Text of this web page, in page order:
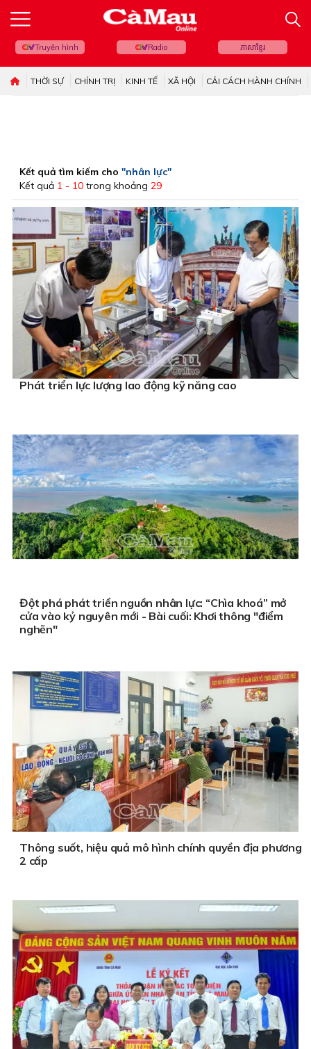
Truyền hình Radio ភាសាខ្មែរ
THỜI SỰ CHÍNH TRỊ KINH TẾ XÃ HỘI CẢI CÁCH HÀNH CHÍNH
Kết quả tìm kiếm cho "nhân lực"
Kết quả 1 - 10 trong khoảng 29
Phát triển lực lượng lao động kỹ năng cao
Đột phá phát triển nguồn nhân lực: “Chìa khoá” mở
cửa vào kỷ nguyên mới - Bài cuối: Khơi thông "điểm
nghẽn"
Thông suốt, hiệu quả mô hình chính quyền địa phương
2 cấp